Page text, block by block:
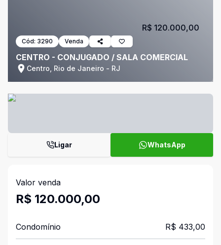
Cód: 3290 Venda
CENTRO - CONJUGADO / SALA COMERCIAL
Centro, Rio de Janeiro - RJ
R$ 120.000,00
Ligar WhatsApp
Valor venda
R$ 120.000,00
Condomínio R$ 433,00